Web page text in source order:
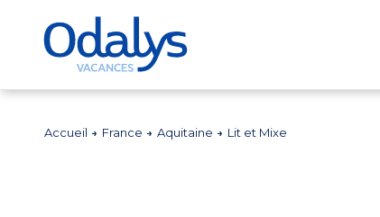
Accueil France Aquitaine Lit et Mixe